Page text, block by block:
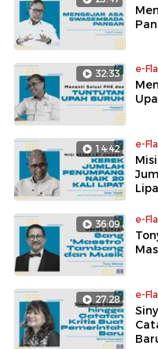
32:33 e-
14:42 e-
36:09 e-
27:28 e-